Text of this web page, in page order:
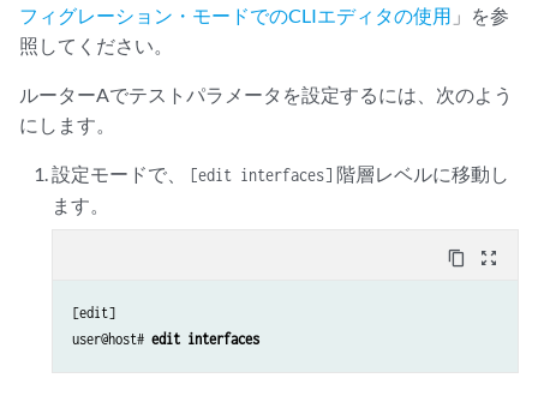
フィグレーション・モードでのCLIエディタの使用 」を参
照してください。
ルーターAでテストパラメータを設定するには、次のよう
にします。
設定モードで、 [edit interfaces] 階層レベルに移動し
ます。
content_copy zoom_out_map
[edit]
user@host# edit interfaces